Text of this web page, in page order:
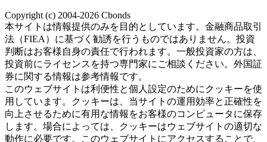
Copyright (c) 2004-2026 Cbonds
本サイトは情報提供のみを目的としています。金融商品取引
法（FIEA）に基づく勧誘を行うものではありません。投資
判断はお客様自身の責任で行われます。一般投資家の方は、
投資前にライセンスを持つ専門家にご相談ください。外国証
券に関する情報は参考情報です。
このウェブサイトは利便性と個人設定のためにクッキーを使
用しています。クッキーは、当サイトの運用効率と正確性を
向上させるために有用な情報をお客様のコンピュータに保存
します。場合によっては、クッキーはウェブサイトの適切な
動作に必要です。このウェブサイトにアクセスすることで、